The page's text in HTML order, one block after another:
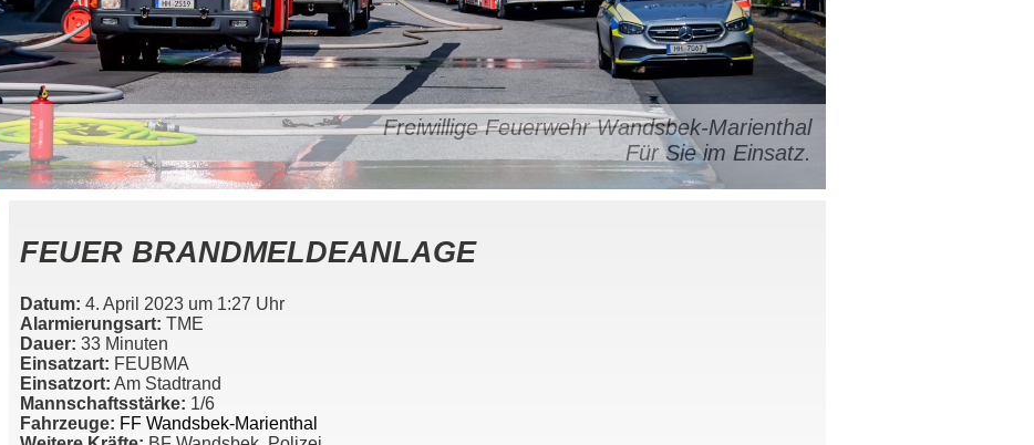
Freiwillige Feuerwehr Wandsbek-Marienthal
Für Sie im Einsatz.
FEUER BRANDMELDEANLAGE
Datum: 4. April 2023 um 1:27 Uhr
Alarmierungsart: TME
Dauer: 33 Minuten
Einsatzart: FEUBMA
Einsatzort: Am Stadtrand
Mannschaftsstärke: 1/6
Fahrzeuge: FF Wandsbek-Marienthal